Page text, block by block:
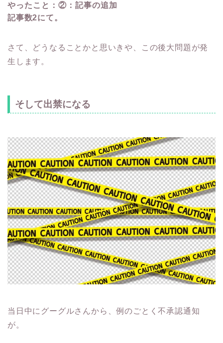
やったこと：②：記事の追加
記事数2にて。
さて、どうなることかと思いきや、この後大問題が発
生します。
そして出禁になる
当日中にグーグルさんから、例のごとく不承認通知
が。